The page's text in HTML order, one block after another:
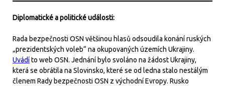
Diplomatické a politické události:
Rada bezpečnosti OSN většinou hlasů odsoudila konání ruských
„prezidentských voleb“ na okupovaných územích Ukrajiny.
Uvádíto web OSN. Jednání bylo svoláno na žádost Ukrajiny,
která se obrátila na Slovinsko, které se od ledna stalo nestálým
členem Rady bezpečnosti OSN z východní Evropy. Rusko